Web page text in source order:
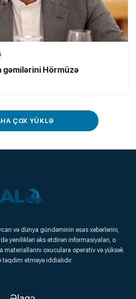
gəmilərini Hörmüzə
ÇOX YÜKLƏ
Platforma
və dünya gündəminin əsas xəbərlərini,
yenilikləri əks etdirən informasiyaları, o
materiallarını oxuculara operativ və yüksək
təqdim etməyə iddialıdır.